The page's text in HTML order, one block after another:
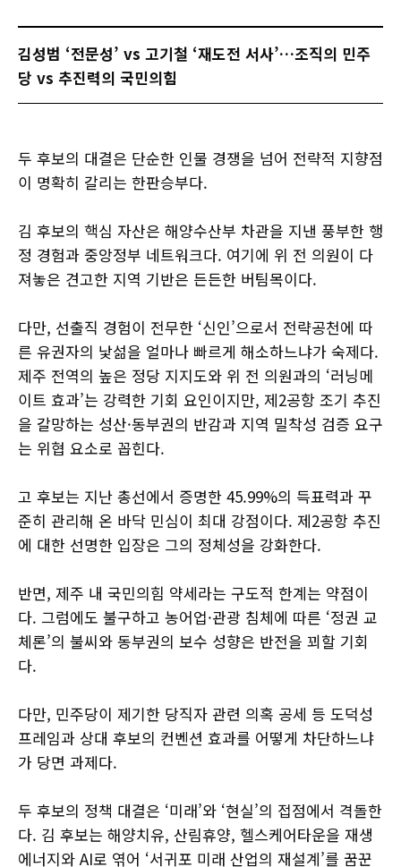
김성범 ‘전문성’ vs 고기철 ‘재도전 서사’…조직의 민주
당 vs 추진력의 국민의힘
두 후보의 대결은 단순한 인물 경쟁을 넘어 전략적 지향점
이 명확히 갈리는 한판승부다.
김 후보의 핵심 자산은 해양수산부 차관을 지낸 풍부한 행
정 경험과 중앙정부 네트워크다. 여기에 위 전 의원이 다
져놓은 견고한 지역 기반은 든든한 버팀목이다.
다만, 선출직 경험이 전무한 ‘신인’으로서 전략공천에 따
른 유권자의 낯섦을 얼마나 빠르게 해소하느냐가 숙제다.
제주 전역의 높은 정당 지지도와 위 전 의원과의 ‘러닝메
이트 효과’는 강력한 기회 요인이지만, 제2공항 조기 추진
을 갈망하는 성산·동부권의 반감과 지역 밀착성 검증 요구
는 위협 요소로 꼽힌다.
고 후보는 지난 총선에서 증명한 45.99%의 득표력과 꾸
준히 관리해 온 바닥 민심이 최대 강점이다. 제2공항 추진
에 대한 선명한 입장은 그의 정체성을 강화한다.
반면, 제주 내 국민의힘 약세라는 구도적 한계는 약점이
다. 그럼에도 불구하고 농어업·관광 침체에 따른 ‘정권 교
체론’의 불씨와 동부권의 보수 성향은 반전을 꾀할 기회
다.
다만, 민주당이 제기한 당직자 관련 의혹 공세 등 도덕성
프레임과 상대 후보의 컨벤션 효과를 어떻게 차단하느냐
가 당면 과제다.
두 후보의 정책 대결은 ‘미래’와 ‘현실’의 접점에서 격돌한
다. 김 후보는 해양치유, 산림휴양, 헬스케어타운을 재생
에너지와 AI로 엮어 ‘서귀포 미래 산업의 재설계’를 꿈꾼